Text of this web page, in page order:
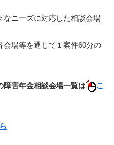
なニーズに対応した相談会場
会場等を通じて１案件60分の
障害年金相談会場一覧は
こ